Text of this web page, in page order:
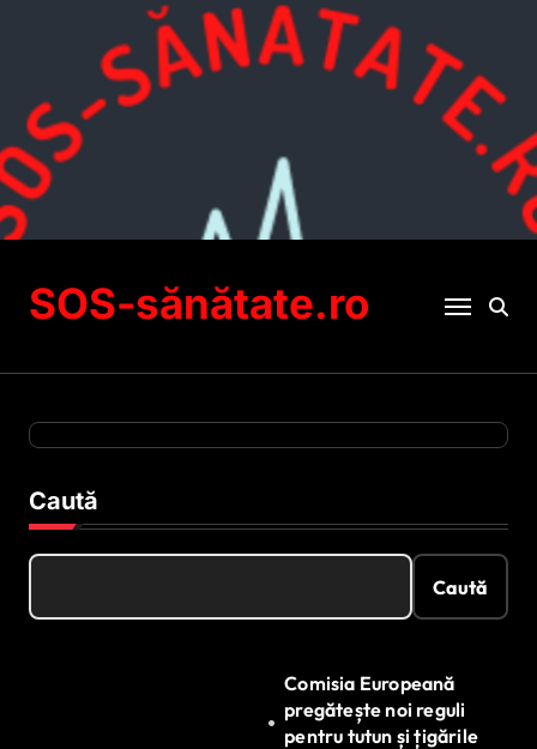
SOS-sănătate.ro
Caută
Caută
Comisia Europeană
pregătește noi reguli
pentru tutun și țigările